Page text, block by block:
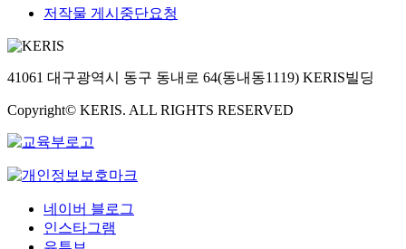
저작물 게시중단요청
41061 대구광역시 동구 동내로 64(동내동1119) KERIS빌딩
Copyright© KERIS. ALL RIGHTS RESERVED
네이버 블로그
인스타그램